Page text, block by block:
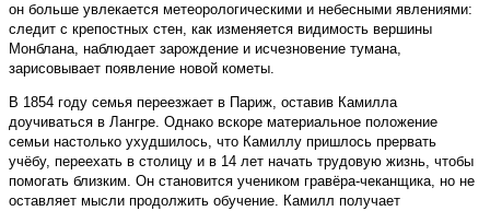
он больше увлекается метеорологическими и небесными явлениями:
следит с крепостных стен, как изменяется видимость вершины
Монблана, наблюдает зарождение и исчезновение тумана,
зарисовывает появление новой кометы.
В 1854 году семья переезжает в Париж, оставив Камилла
доучиваться в Лангре. Однако вскоре материальное положение
семьи настолько ухудшилось, что Камиллу пришлось прервать
учёбу, переехать в столицу и в 14 лет начать трудовую жизнь, чтобы
помогать близким. Он становится учеником гравёра-чеканщика, но не
оставляет мысли продолжить обучение. Камилл получает